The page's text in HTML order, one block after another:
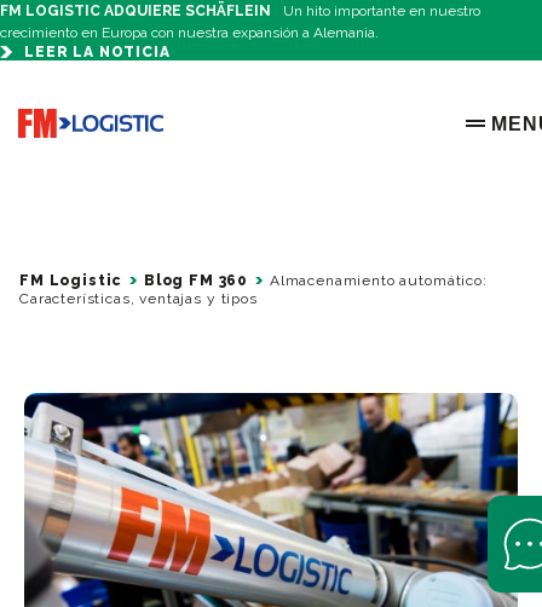
FM LOGISTIC ADQUIERE SCHÄFLEIN
Un hito importante en nuestro
crecimiento en Europa con nuestra expansión a Alemania.
LEER LA NOTICIA
Go to home page
OPEN
FM Logistic Blog FM 360
Almacenamiento automático:
Características, ventajas y tipos